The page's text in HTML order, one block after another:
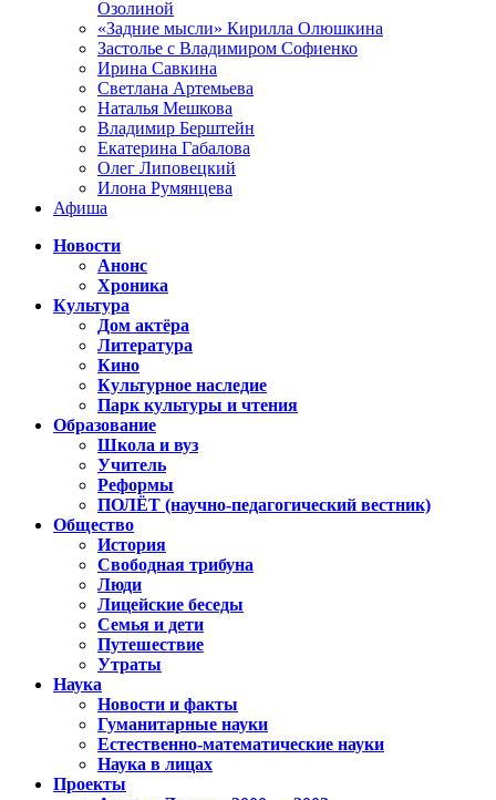
Озолиной
«Задние мысли» Кирилла Олюшкина
Застолье с Владимиром Софиенко
Ирина Савкина
Светлана Артемьева
Наталья Мешкова
Владимир Берштейн
Екатерина Габалова
Олег Липовецкий
Илона Румянцева
Афиша
Новости
Анонс
Хроника
Культура
Дом актёра
Литература
Кино
Культурное наследие
Парк культуры и чтения
Образование
Школа и вуз
Учитель
Реформы
ПОЛЁТ (научно-педагогический вестник)
Общество
История
Свободная трибуна
Люди
Лицейские беседы
Семья и дети
Путешествие
Утраты
Наука
Новости и факты
Гуманитарные науки
Естественно-математические науки
Наука в лицах
Проекты